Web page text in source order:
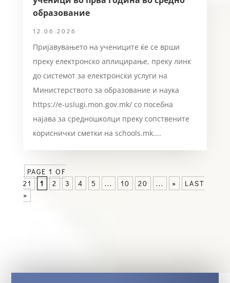
образование
12.06.2026
Пријавувањето на учениците ќе се врши
преку електронско аплицирање, преку линк
до системот за електронски услуги на
Министерството за образование и наука
https://e-uslugi.mon.gov.mk/ со посебна
најава за средношколци преку сопствените
кориснички сметки на schools.mk....
PAGE 1 OF
21
1 2 3 4 5 ... 10 20 ... »
LAST
»